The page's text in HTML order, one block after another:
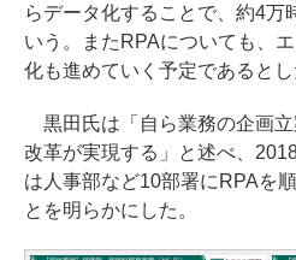
らデータ化することで、約4万
いう。またRPAについても、
化も進めていく予定であるとし
黒田氏は「自ら業務の企画
改革が実現する」と述べ、
は人事部など10部署にRPAを
とを明らかにした。